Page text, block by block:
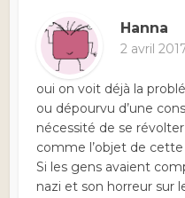
Hanna
2 avril
oui on voit déjà la
ou dépourvu d’une
nécessité de se
comme l’objet de cette
Si les gens avaient
nazi et son horreur sur